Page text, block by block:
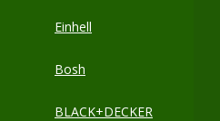
Einhell
Bosh
BLACK+DECKER